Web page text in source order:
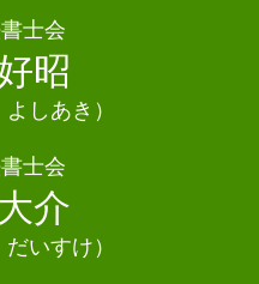
岡町
曳野市
南市
士会
昭
しあき）
士会
介
いすけ）